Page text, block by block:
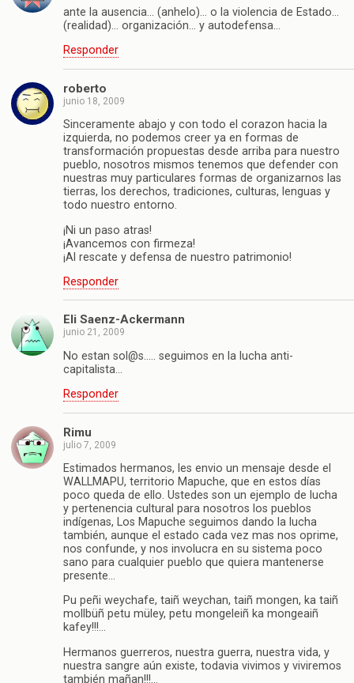
ante la ausencia… (anhelo)… o la violencia de Estado…
(realidad)… organización… y autodefensa…
Responder
roberto
junio 18, 2009
Sinceramente abajo y con todo el corazon hacia la
izquierda, no podemos creer ya en formas de
transformación propuestas desde arriba para nuestro
pueblo, nosotros mismos tenemos que defender con
nuestras muy particulares formas de organizarnos las
tierras, los derechos, tradiciones, culturas, lenguas y
todo nuestro entorno.
¡Ni un paso atras!
¡Avancemos con firmeza!
¡Al rescate y defensa de nuestro patrimonio!
Responder
Eli Saenz-Ackermann
junio 21, 2009
No estan sol@s….. seguimos en la lucha anti-
capitalista…
Responder
Rimu
julio 7, 2009
Estimados hermanos, les envio un mensaje desde el
WALLMAPU, territorio Mapuche, que en estos días
poco queda de ello. Ustedes son un ejemplo de lucha
y pertenencia cultural para nosotros los pueblos
indígenas, Los Mapuche seguimos dando la lucha
también, aunque el estado cada vez mas nos oprime,
nos confunde, y nos involucra en su sistema poco
sano para cualquier pueblo que quiera mantenerse
presente…
Pu peñi weychafe, taiñ weychan, taiñ mongen, ka taiñ
mollbüñ petu müley, petu mongeleiñ ka mongeaiñ
kafey!!!…
Hermanos guerreros, nuestra guerra, nuestra vida, y
nuestra sangre aún existe, todavia vivimos y viviremos
también mañan!!!…